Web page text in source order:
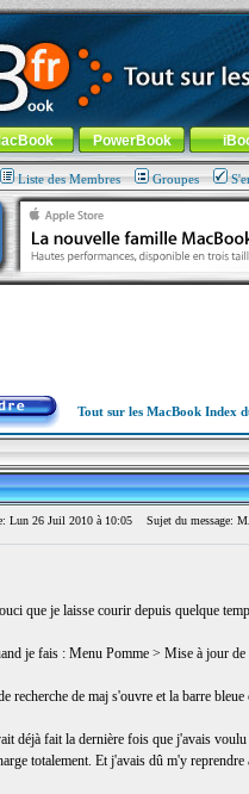
nomade !
général-Aller au menu de
PowerBook
Liste des Membres Groupes
Tout sur les MacBook Index
Lun 26 Juil 2010 à 10:05 Sujet du message:
que je laisse courir depuis quelque
je fais : Menu Pomme > Mise à jour
recherche de maj s'ouvre et la barre
déjà fait la dernière fois que j'avais
totalement. Et j'avais dû m'y